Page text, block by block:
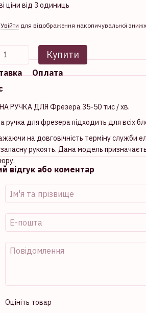
ціни від 3 одиниць
Увійти для відображення накопичувальної
Купити
Оплата
РУЧКА ДЛЯ Фрезера 35-50 тис / хв.
ручка для фрезера підходить для всіх
на довговічність терміну служби
рукоять. Дана модель
відгук або коментар
Оцініть товар